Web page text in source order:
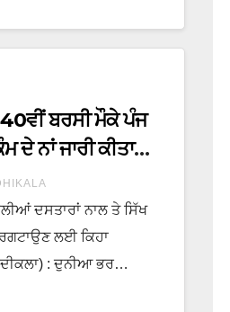
ਬਰਸੀ ਮੌਕੇ ਪੰਜ
ਦੇ ਨਾਂ ਜਾਰੀ ਕੀਤਾ
ਦਸਤਾਰਾਂ ਨਾਲ ਤੇ ਸਿੱਖ
ਲਈ ਕਿਹਾ
: ਦੁਨੀਆ ਭਰ…